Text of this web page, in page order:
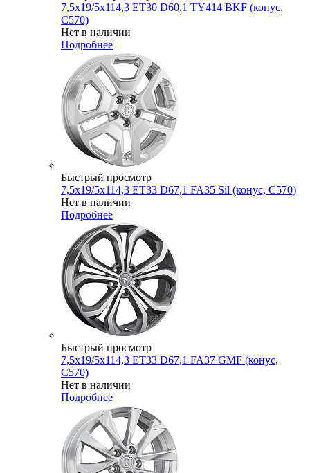
7,5x19/5x114,3 ET30 D60,1 TY414 BKF (конус,
C570)
Нет в наличии
Подробнее
Быстрый просмотр
7,5x19/5x114,3 ET33 D67,1 FA35 Sil (конус, C570)
Нет в наличии
Подробнее
Быстрый просмотр
7,5x19/5x114,3 ET33 D67,1 FA37 GMF (конус,
C570)
Нет в наличии
Подробнее